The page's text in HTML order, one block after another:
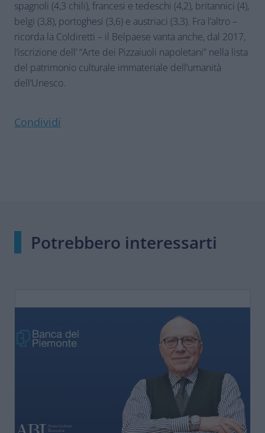
spagnoli (4,3 chili), francesi e tedeschi (4,2), britannici (4),
belgi (3,8), portoghesi (3,6) e austriaci (3,3). Fra l’altro –
ricorda la Coldiretti – il Belpaese vanta anche, dal 2017,
l’iscrizione dell’ “Arte dei Pizzaiuoli napoletani” nella lista
del patrimonio culturale immateriale dell’umanità
dell’Unesco.
Condividi
Potrebbero interessarti